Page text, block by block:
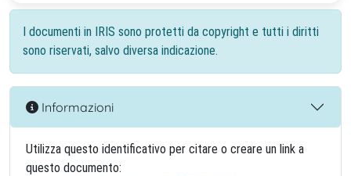
I documenti in IRIS sono protetti da copyright e tutti i diritti
sono riservati, salvo diversa indicazione.
Informazioni
Utilizza questo identificativo per citare o creare un link a
questo documento: